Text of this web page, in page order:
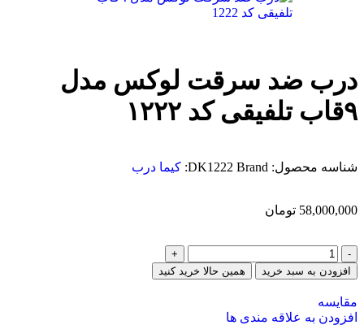
درب ضد سرقت لوکس مدل
۹قاب تلفیقی کد ۱۲۲۲
شناسه محصول: DK1222 Brand: کیما درب
58,000,000 تومان
افزودن به سبد خرید همین حالا خرید کنید
مقایسه
افزودن به علاقه مندی ها